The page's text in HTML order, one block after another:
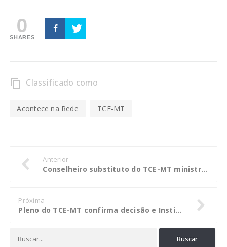
0
SHARES
content_copy Classificado como
Acontece na Rede TCE-MT
Anterior
Conselheiro substituto do TCE-MT ministra palestra sobre corrupção no serviço público
Próxima
Pleno do TCE-MT confirma decisão e Instituto de Previdencia terá que fazer concurso